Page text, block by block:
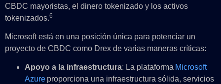
CBDC mayoristas, el dinero tokenizado y los activos
tokenizados.6
Microsoft está en una posición única para potenciar un
proyecto de CBDC como Drex de varias maneras críticas:
Apoyo a la infraestructura: La plataforma Microsoft
Azure proporciona una infraestructura sólida, servicios